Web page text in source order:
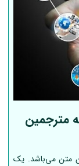
مترجمین
متن می‌باشد. یک